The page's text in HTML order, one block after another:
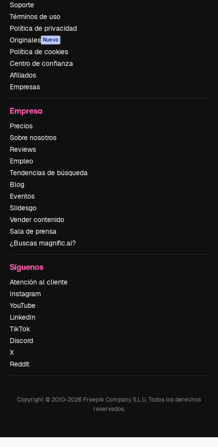
Soporte
Términos de uso
Política de privacidad
Originales Nuevo
Política de cookies
Centro de confianza
Afiliados
Empresas
Empresa
Precios
Sobre nosotros
Reviews
Empleo
Tendencias de búsqueda
Blog
Eventos
Slidesgo
Vender contenido
Sala de prensa
¿Buscas magnific.ai?
Síguenos
Atención al cliente
Instagram
YouTube
LinkedIn
TikTok
Discord
X
Reddit
Copyright © 2010-2026 Freepik Company S.L.U.Todos los derechos
reservados.